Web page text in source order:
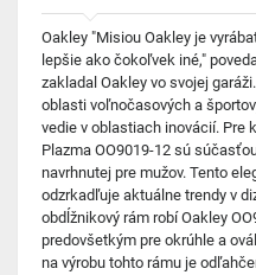
Oakley "Misiou Oakley je
lepšie ako čokoľvek iné,"
zakladal Oakley vo svojej
oblasti voľnočasových a
vedie v oblastiach inovácií. Pre
Plazma OO9019-12 sú
navrhnutej pre mužov. Tento
odzrkadľuje aktuálne trendy v
obdĺžnikový rám robí Oakley
predovšetkým pre okrúhle a
na výrobu tohto rámu je